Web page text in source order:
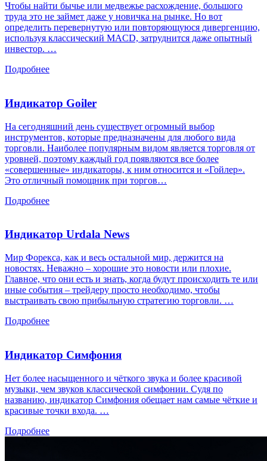
Чтобы найти бычье или медвежье расхождение, большого
труда это не займет даже у новичка на рынке. Но вот
определить перевернутую или повторяющуюся дивергенцию,
используя классический MACD, затруднится даже опытный
инвестор. …
Подробнее
Индикатор Goiler
На сегодняшний день существует огромный выбор
инструментов, которые предназначены для любого вида
торговли. Наиболее популярным видом является торговля от
уровней, поэтому каждый год появляются все более
«совершенные» индикаторы, к ним относится и «Гойлер».
Это отличный помощник при торгов…
Подробнее
Индикатор Urdala News
Мир Форекса, как и весь остальной мир, держится на
новостях. Неважно – хорошие это новости или плохие.
Главное, что они есть и знать, когда будут происходить те или
иные события – трейдеру просто необходимо, чтобы
выстраивать свою прибыльную стратегию торговли. …
Подробнее
Индикатор Симфония
Нет более насыщенного и чёткого звука и более красивой
музыки, чем звуков классической симфонии. Судя по
названию, индикатор Симфония обещает нам самые чёткие и
красивые точки входа. …
Подробнее